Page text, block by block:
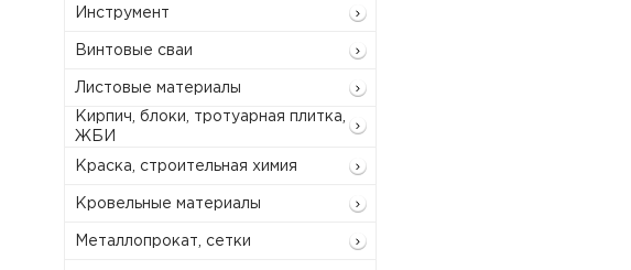
Инструмент
Винтовые сваи
Листовые материалы
Кирпич, блоки, тротуарная плитка,
ЖБИ
Краска, строительная химия
Кровельные материалы
Металлопрокат, сетки